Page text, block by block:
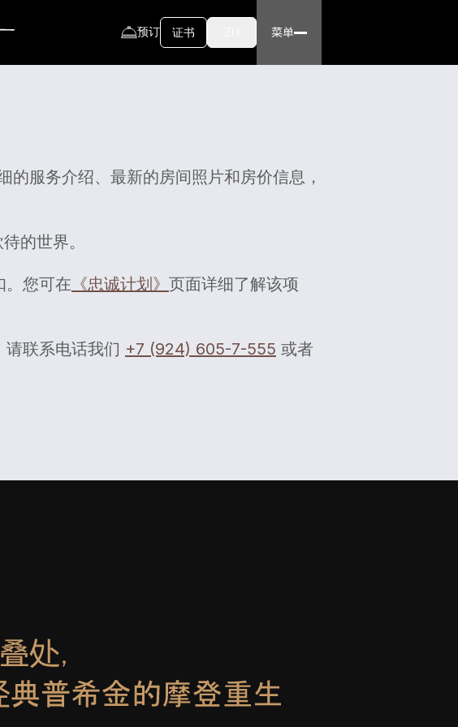
预订 证书
联系方式
服务介绍、最新的房间照片和房价信息，
的世界。
。您可在 《忠诚计划》 页面详细了解该项
联系电话我们 +7 (924) 605-7-555 或者